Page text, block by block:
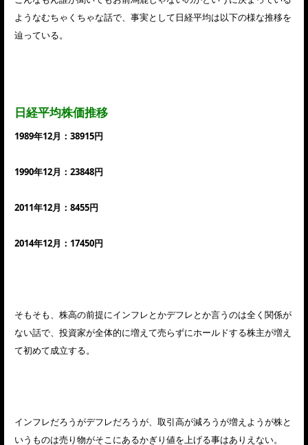
ようなむちゃくちゃな話で、事実として日経平均は以下の様な推移を
辿っている。
日経平均株価推移
1989年12月：38915円
1990年12月：23848円
2011年12月：8455円
2014年12月：17450円
そもそも、株高の前提にインフレとかデフレとか言うのは全く関係が
ない話で、投資家が全体的に増えて売らずにホールドする株主が増え
て初めて成立する。
インフレだろうがデフレだろうが、取引高が減ろうが増えようが株と
いうものは売り物がそこにあるかぎり値を上げる事はありえない。